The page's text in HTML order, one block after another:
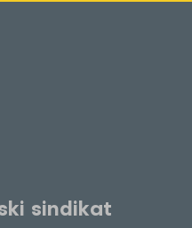
sindikat